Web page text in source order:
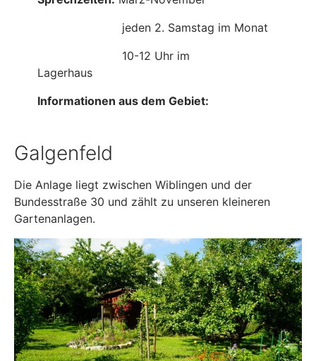
jeden 2. Samstag im Monat
10-12 Uhr im
Lagerhaus
Informationen aus dem Gebiet:
Galgenfeld
Die Anlage liegt zwischen Wiblingen und der
Bundesstraße 30 und zählt zu unseren kleineren
Gartenanlagen.